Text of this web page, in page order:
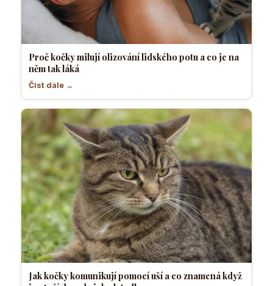
Proč kočky milují olizování lidského potu a co je na
něm tak láká
Číst dále →
Jak kočky komunikují pomocí uší a co znamená když